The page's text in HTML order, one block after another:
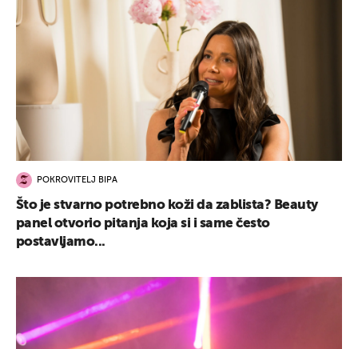
POKROVITELJ BIPA
Što je stvarno potrebno koži da zablista? Beauty
panel otvorio pitanja koja si i same često
postavljamo...